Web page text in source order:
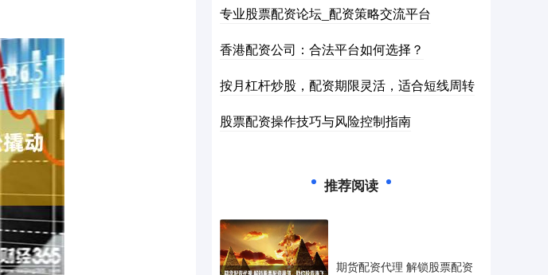
专业股票配资论坛_配资策略交流平台
香港配资公司：合法平台如何选择？
按月杠杆炒股，配资期限灵活，适合短线周转
股票配资操作技巧与风险控制指南
推荐阅读
期货配资代理 解锁股票配资